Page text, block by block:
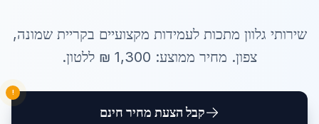
שירותי גלוון מתכות לעמידות מקצועיים בקריית שמונה,
צפון. מחיר ממוצע: 1,300 ₪ ללטון.
קבל הצעת מחיר חינם
!